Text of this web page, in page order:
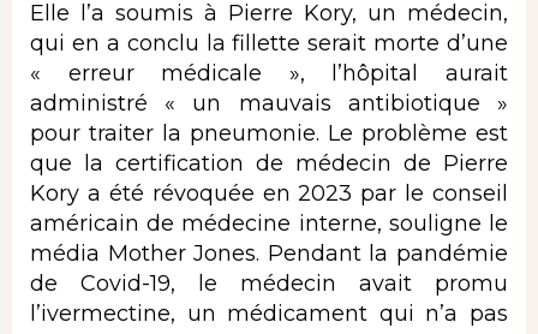
Elle l’a soumis à Pierre Kory, un médecin,
qui en a conclu la fillette serait morte d’une
« erreur médicale », l’hôpital aurait
administré « un mauvais antibiotique »
pour traiter la pneumonie. Le problème est
que la certification de médecin de Pierre
Kory a été révoquée en 2023 par le conseil
américain de médecine interne, souligne le
média Mother Jones. Pendant la pandémie
de Covid-19, le médecin avait promu
l’ivermectine, un médicament qui n’a pas